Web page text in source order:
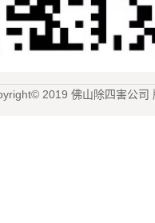
2019 佛山除四害公司